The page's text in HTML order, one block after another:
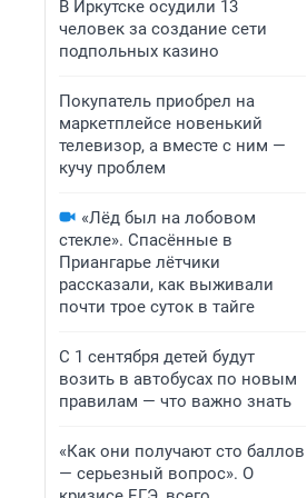
В Иркутске осудили 13
человек за создание сети
подпольных казино
Покупатель приобрел на
маркетплейсе новенький
телевизор, а вместе с ним —
кучу проблем
«Лёд был на лобовом
стекле». Спасённые в
Приангарье лётчики
рассказали, как выживали
почти трое суток в тайге
С 1 сентября детей будут
возить в автобусах по новым
правилам — что важно знать
«Как они получают сто баллов
— серьезный вопрос». О